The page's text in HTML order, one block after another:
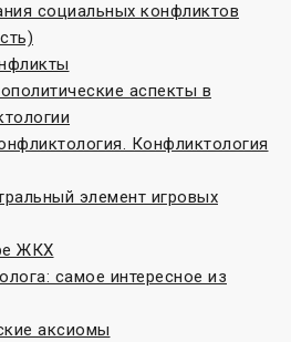
социальных конфликтов
аспекты в
Конфликтология
элемент игровых
ЖКХ
самое интересное из
аксиомы